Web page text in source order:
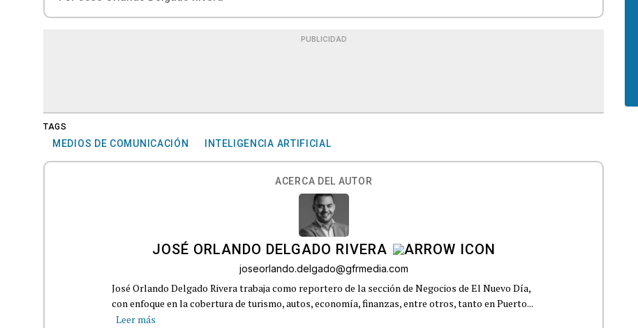
PUBLICIDAD
TAGS
MEDIOS DE COMUNICACIÓN INTELIGENCIA ARTIFICIAL
ACERCA DEL AUTOR
JOSÉ ORLANDO DELGADO RIVERA
joseorlando.delgado@gfrmedia.com
José Orlando Delgado Rivera trabaja como reportero de la sección de Negocios de El Nuevo Día,
con enfoque en la cobertura de turismo, autos, economía, finanzas, entre otros, tanto en Puerto...
Leer más